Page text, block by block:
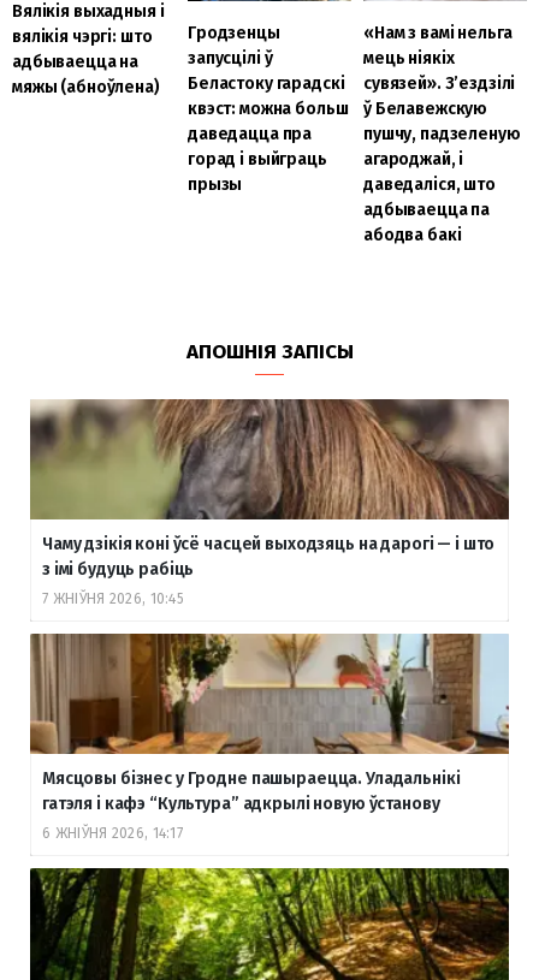
Вялікія выхадныя і
вялікія чэргі: што
адбываецца на
мяжы (абноўлена)
Гродзенцы
запусцілі ў
Беластоку гарадскі
квэст: можна больш
даведацца пра
горад і выйграць
прызы
«Нам з вамі нельга
мець ніякіх
сувязей». З’ездзілі
ў Белавежскую
пушчу, падзеленую
агароджай, і
даведаліся, што
адбываецца па
абодва бакі
АПОШНІЯ ЗАПІСЫ
Чаму дзікія коні ўсё часцей выходзяць на дарогі — і што
з імі будуць рабіць
7 ЖНІЎНЯ 2026, 10:45
Мясцовы бізнес у Гродне пашыраецца. Уладальнікі
гатэля і кафэ “Культура” адкрылі новую ўстанову
6 ЖНІЎНЯ 2026, 14:17